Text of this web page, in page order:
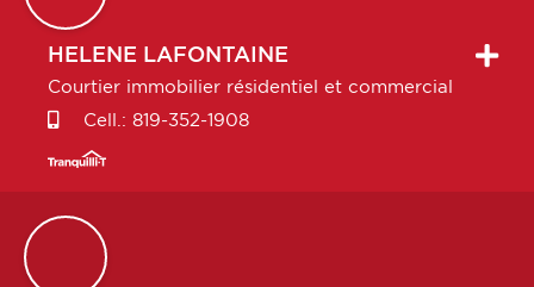
HELENE LAFONTAINE
Courtier immobilier résidentiel et commercial
Cell.: 819-352-1908